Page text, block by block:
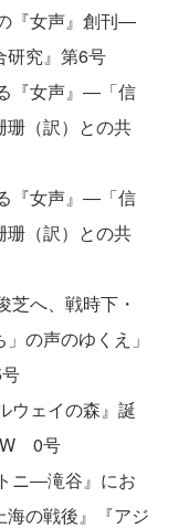
『女声』創刊―
研究』第6号
『女声』―「信
珊（訳）との共
『女声』―「信
珊（訳）との共
へ、戦時下・
の声のゆくえ」
号
ウェイの森』誕
0号
ニ―滝谷』にお
の戦後』『アジ